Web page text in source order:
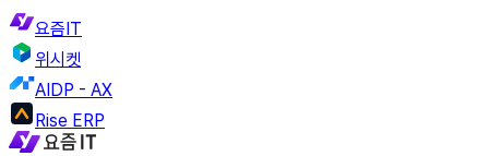
요즘IT
위시켓
AIDP - AX
Rise ERP